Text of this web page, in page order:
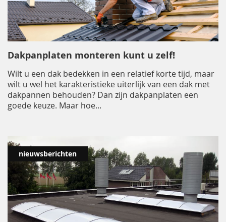
Dakpanplaten monteren kunt u zelf!
Wilt u een dak bedekken in een relatief korte tijd, maar
wilt u wel het karakteristieke uiterlijk van een dak met
dakpannen behouden? Dan zijn dakpanplaten een
goede keuze. Maar hoe...
nieuwsberichten